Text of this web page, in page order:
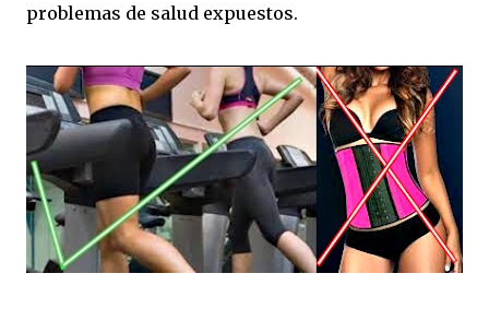
problemas de salud expuestos.